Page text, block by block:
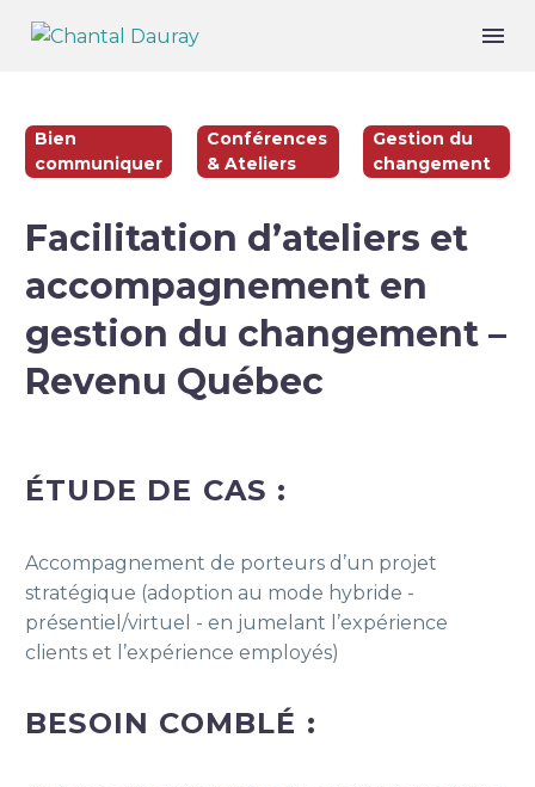
Bien
communiquer
Conférences
& Ateliers
Gestion du
changement
Facilitation d’ateliers et
accompagnement en
gestion du changement –
Revenu Québec
ÉTUDE DE CAS :
Accompagnement de porteurs d’un projet
stratégique (adoption au mode hybride -
présentiel/virtuel - en jumelant l’expérience
clients et l’expérience employés)
BESOIN COMBLÉ :